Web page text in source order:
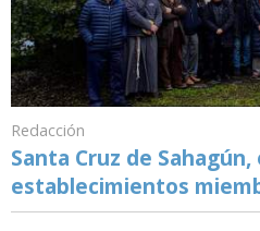
Redacción
Santa Cruz de
establecimientos